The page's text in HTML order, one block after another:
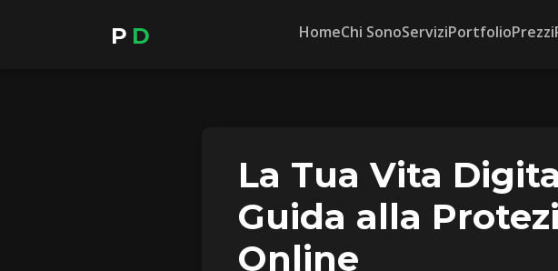
P D HomeChi SonoServiziPortfolioPrezzi
La Tua Vita
Guida alla
Online